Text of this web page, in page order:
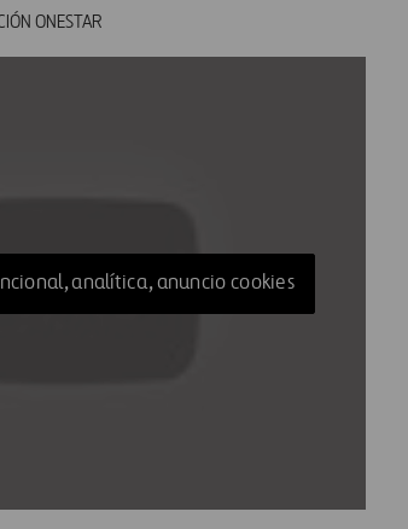
ONESTAR
analítica, anuncio cookies